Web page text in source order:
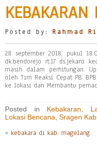
Posted by: Rahmad
28 september 2018, pukul
dk.bendorejo rt.17 ds.jekani
masih dalam perhitungan.
oleh Tim Reaksi Cepat PB
ke lokasi dan Membantu
Posted in Kebakaran
Lokasi Bencana Sragen Kab
« kebakara di kab. magelang